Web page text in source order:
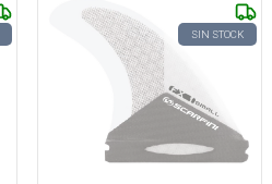
SIN STOCK